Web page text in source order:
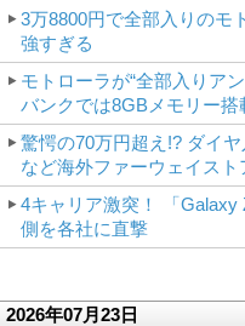
3万8800円で全部入りのモ
強すぎる
モトローラが“全部入りア
バンクでは8GBメモリー搭
驚愕の70万円超え!? ダイ
など海外ファーウェイスト
4キャリア激突！ 「Galaxy
側を各社に直撃
2026年07月23日